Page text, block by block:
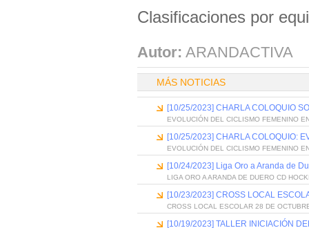
Clasificaciones por
Autor: ARANDACTIVA
MÁS NOTICIAS
[10/25/2023] CHARLA COLOQUIO
EVOLUCIÓN DEL CICLISMO FEMENINO
[10/25/2023] CHARLA COLOQUIO:
EVOLUCIÓN DEL CICLISMO FEMENINO
[10/24/2023] Liga Oro a Aranda de
LIGA ORO A ARANDA DE DUERO CD
[10/23/2023] CROSS LOCAL
CROSS LOCAL ESCOLAR 28 DE
[10/19/2023] TALLER INICIACIÓN